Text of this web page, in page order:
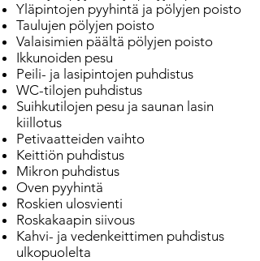
Yläpintojen pyyhintä ja pölyjen poisto
Taulujen pölyjen poisto
Valaisimien päältä pölyjen poisto
Ikkunoiden pesu
Peili- ja lasipintojen puhdistus
WC-tilojen puhdistus
Suihkutilojen pesu ja saunan lasin
kiillotus
Petivaatteiden vaihto
Keittiön puhdistus
Mikron puhdistus
Oven pyyhintä
Roskien ulosvienti
Roskakaapin siivous
Kahvi- ja vedenkeittimen puhdistus
ulkopuolelta